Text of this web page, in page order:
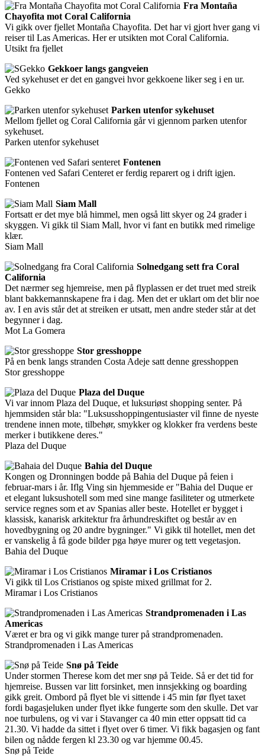
Fra Montaña
Chayofita mot Coral California
Vi gikk over fjellet Montaña Chayofita. Det har vi gjort hver gang vi
reiser til Las Americas. Her er utsikten mot Coral California.
Utsikt fra fjellet
Gekkoer langs gangveien
Ved sykehuset er det en gangvei hvor gekkoene liker seg i en ur.
Gekko
Parken utenfor sykehuset
Mellom fjellet og Coral California går vi gjennom parken utenfor
sykehuset.
Parken utenfor sykehuset
Fontenen
Fontenen ved Safari Centeret er ferdig reparert og i drift igjen.
Fontenen
Siam Mall
Fortsatt er det mye blå himmel, men også litt skyer og 24 grader i
skyggen. Vi gikk til Siam Mall, hvor vi fant en butikk med rimelige
klær.
Siam Mall
Solnedgang sett fra Coral
California
Det nærmer seg hjemreise, men på flyplassen er det truet med streik
blant bakkemannskapene fra i dag. Men det er uklart om det blir noe
av. I en avis står det at streiken er utsatt, men andre steder står at det
begynner i dag.
Mot La Gomera
Stor gresshoppe
På en benk langs stranden Costa Adeje satt denne gresshoppen
Stor gresshoppe
Plaza del Duque
Vi var innom Plaza del Duque, et luksuriøst shopping senter. På
hjemmsiden står bla: "Luksusshoppingentusiaster vil finne de nyeste
trendene innen mote, tilbehør, smykker og klokker fra verdens beste
merker i butikkene deres."
Plaza del Duque
Bahia del Duque
Kongen og Dronningen bodde på Bahia del Duque på feien i
februar-mars i år. Iflg Ving sin hjemmeside er "Bahia del Duque er
et elegant luksushotell som med sine mange fasiliteter og utmerkete
service regnes som et av Spanias aller beste. Hotellet er bygget i
klassisk, kanarisk arkitektur fra århundreskiftet og består av en
hovedbygning og 20 andre bygninger." Vi gikk til hotellet, men det
er vanskelig å få gode bilder pga høye murer og tett vegetasjon.
Bahia del Duque
Miramar i Los Cristianos
Vi gikk til Los Cristianos og spiste mixed grillmat for 2.
Miramar i Los Cristianos
Strandpromenaden i Las
Americas
Været er bra og vi gikk mange turer på strandpromenaden.
Strandpromenaden i Las Americas
Snø på Teide
Under stormen Therese kom det mer snø på Teide. Så er det tid for
hjemreise. Bussen var litt forsinket, men innsjekking og boarding
gikk greit. Ombord på flyet ble vi sittende i 45 min før flyet taxet
fordi bagasjeluken under flyet ikke fungerte som den skulle. Det var
noe turbulens, og vi var i Stavanger ca 40 min etter oppsatt tid ca
21.30. Vi hadde da sittet i flyet over 6 timer. Vi fikk bagasjen og fant
bilen og nådde fergen kl 23.30 og var hjemme 00.45.
Snø på Teide